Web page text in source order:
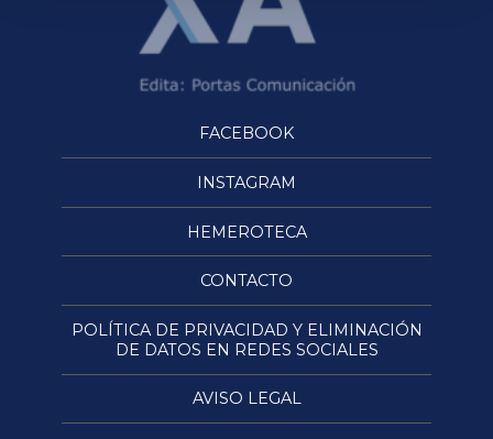
FACEBOOK
INSTAGRAM
HEMEROTECA
CONTACTO
POLÍTICA DE PRIVACIDAD Y ELIMINACIÓN
DE DATOS EN REDES SOCIALES
AVISO LEGAL